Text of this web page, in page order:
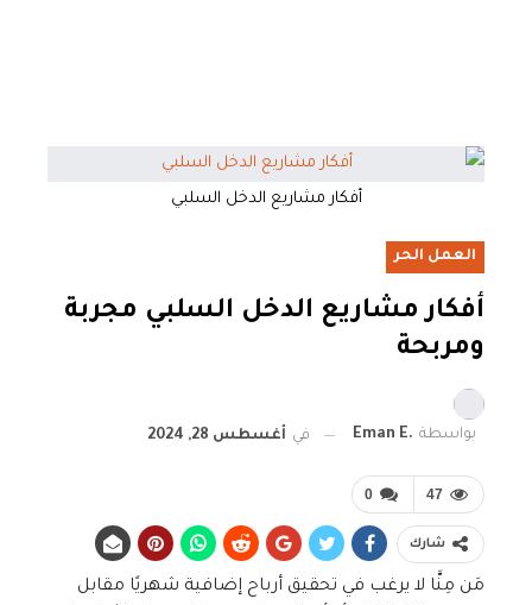
أفكار مشاريع الدخل السلبي
العمل الحر
أفكار مشاريع الدخل السلبي مجربة
ومربحة
بواسطة .Eman E في أغسطس 28, 2024
0 47
شارك
مَن مِنَّا لا يرغب في تحقيق أرباح إضافية شهريًا مقابل